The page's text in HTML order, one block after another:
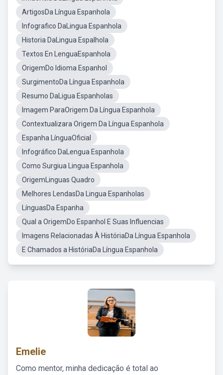
ArtigosDa Língua Espanhola
Infografico DaLingua Espanhola
Historia DaLingua Espalhola
Textos En LenguaEspanhola
OrigemDo Idioma Espanhol
SurgimentoDa Língua Espanhola
Resumo DaLigua Espanholas
Imagem ParaOrigem Da Língua Espanhola
Contextualizara Origem Da Língua Espanhola
Espanha LínguaOficial
Infográfico DaLengua Espanhola
Como Surgiua Lingua Espanhola
OrigemLinguas Quadro
Melhores LendasDa Lingua Espanholas
LínguasDa Espanha
Qual a OrigemDo Espanhol E Suas Influencias
Imagens Relacionadas À HistóriaDa Língua Espanhola
E Chamados a HistóriaDa Língua Espanhola
Emelie
Como mentor, minha dedicação é total ao